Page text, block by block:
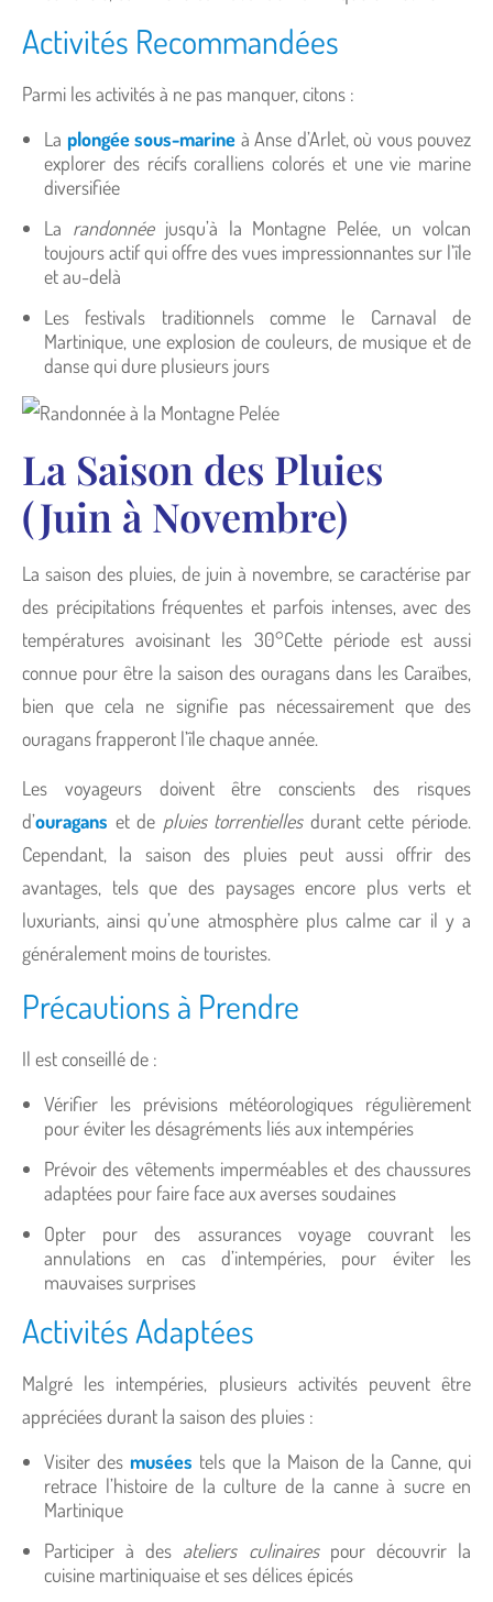
Activités Recommandées
Parmi les activités à ne pas manquer, citons :
La plongée sous-marine à Anse d’Arlet, où vous pouvez
explorer des récifs coralliens colorés et une vie marine
diversifiée
La randonnéejusqu’à la Montagne Pelée, un volcan
toujours actif qui offre des vues impressionnantes sur l’île
et au-delà
Les festivals traditionnels comme le Carnaval de
Martinique, une explosion de couleurs, de musique et de
danse qui dure plusieurs jours
La Saison des Pluies
(Juin à Novembre)
La saison des pluies, de juin à novembre, se caractérise par
des précipitations fréquentes et parfois intenses, avec des
températures avoisinant les 30°Cette période est aussi
connue pour être la saison des ouragans dans les Caraïbes,
bien que cela ne signifie pas nécessairement que des
ouragans frapperont l’île chaque année.
Les voyageurs doivent être conscients des risques
d’ouragans et de pluies torrentiellesdurant cette période.
Cependant, la saison des pluies peut aussi offrir des
avantages, tels que des paysages encore plus verts et
luxuriants, ainsi qu’une atmosphère plus calme car il y a
généralement moins de touristes.
Précautions à Prendre
Il est conseillé de :
Vérifier les prévisions météorologiques régulièrement
pour éviter les désagréments liés aux intempéries
Prévoir des vêtements imperméables et des chaussures
adaptées pour faire face aux averses soudaines
Opter pour des assurances voyage couvrant les
annulations en cas d’intempéries, pour éviter les
mauvaises surprises
Activités Adaptées
Malgré les intempéries, plusieurs activités peuvent être
appréciées durant la saison des pluies :
Visiter des musées tels que la Maison de la Canne, qui
retrace l’histoire de la culture de la canne à sucre en
Martinique
Participer à des ateliers culinairespour découvrir la
cuisine martiniquaise et ses délices épicés